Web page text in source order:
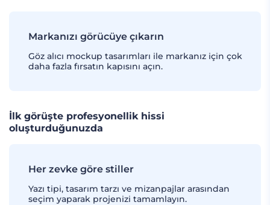
Markanızı görücüye çıkarın
Göz alıcı mockup tasarımları ile markanız için çok
daha fazla fırsatın kapısını açın.
İlk görüşte profesyonellik hissi
oluşturduğunuzda
Her zevke göre stiller
Yazı tipi, tasarım tarzı ve mizanpajlar arasından
seçim yaparak projenizi tamamlayın.